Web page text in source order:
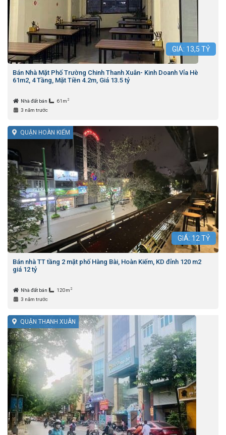
GIÁ: 13,5 TỶ
Bán Nhà Mặt Phố Trường Chinh Thanh Xuân- Kinh Doanh Vỉa Hè
61m2, 4 Tầng, Mặt Tiền 4.2m, Giá 13.5 tỷ
Nhà đất bán 61m 2
3 năm trước
QUẬN HOÀN KIẾM
GIÁ: 12 TỶ
Bán nhà TT tầng 2 mặt phố Hàng Bài, Hoàn Kiếm, KD đỉnh 120 m2
giá 12 tỷ
Nhà đất bán 120m 2
3 năm trước
QUẬN THANH XUÂN